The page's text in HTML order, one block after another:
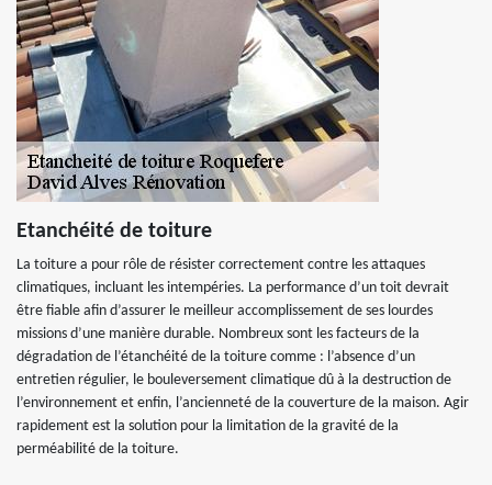
Etanchéité de toiture
La toiture a pour rôle de résister correctement contre les attaques
climatiques, incluant les intempéries. La performance d’un toit devrait
être fiable afin d’assurer le meilleur accomplissement de ses lourdes
missions d’une manière durable. Nombreux sont les facteurs de la
dégradation de l’étanchéité de la toiture comme : l’absence d’un
entretien régulier, le bouleversement climatique dû à la destruction de
l’environnement et enfin, l’ancienneté de la couverture de la maison. Agir
rapidement est la solution pour la limitation de la gravité de la
perméabilité de la toiture.